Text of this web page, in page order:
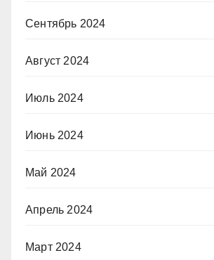
Сентябрь 2024
Август 2024
Июль 2024
Июнь 2024
Май 2024
Апрель 2024
Март 2024